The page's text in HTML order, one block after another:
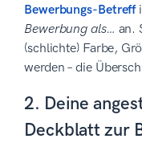
Bewerbungs-Betreff
Bewerbung als… an.
(schlichte) Farbe,
werden – die
2. Deine
Deckblatt zur